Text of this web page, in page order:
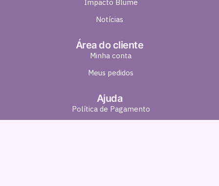
Impacto Blume
Notícias
Área do cliente
Minha conta
Meus pedidos
Ajuda
Política de Pagamento